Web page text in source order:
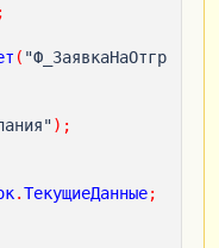
;
( "Ф_ЗаявкаНаОтгр
);
.ТекущиеДанные;